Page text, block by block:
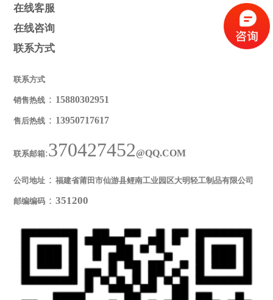
在线客服
在线咨询
联系方式
联系方式
销售热线： 15880302951
售后热线： 13950717617
联系邮箱:370427452@QQ.COM
公司地址： 福建省莆田市仙游县鲤南工业园区大明轻工制品有限公司
邮编编码： 351200